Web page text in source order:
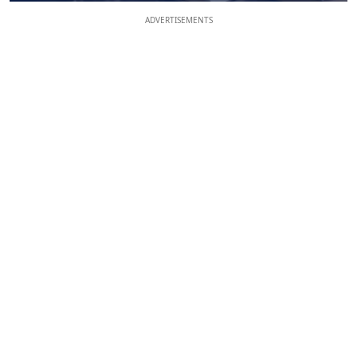
ADVERTISEMENTS